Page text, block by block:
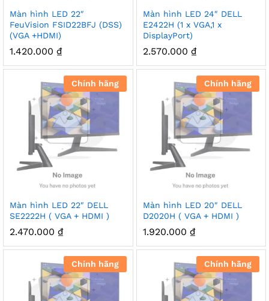
Màn hình LED 22″
FeuVision FSID22BFJ (DSS)
(VGA +HDMI)
1.420.000 ₫
Màn hình LED 24″ DELL
E2422H (1 x VGA,1 x
DisplayPort)
2.570.000 ₫
Chính hãng
Màn hình LED 22″ DELL
SE2222H ( VGA + HDMI )
2.470.000 ₫
Chính hãng
Màn hình LED 20″ DELL
D2020H ( VGA + HDMI )
1.920.000 ₫
Chính hãng Chính hãng